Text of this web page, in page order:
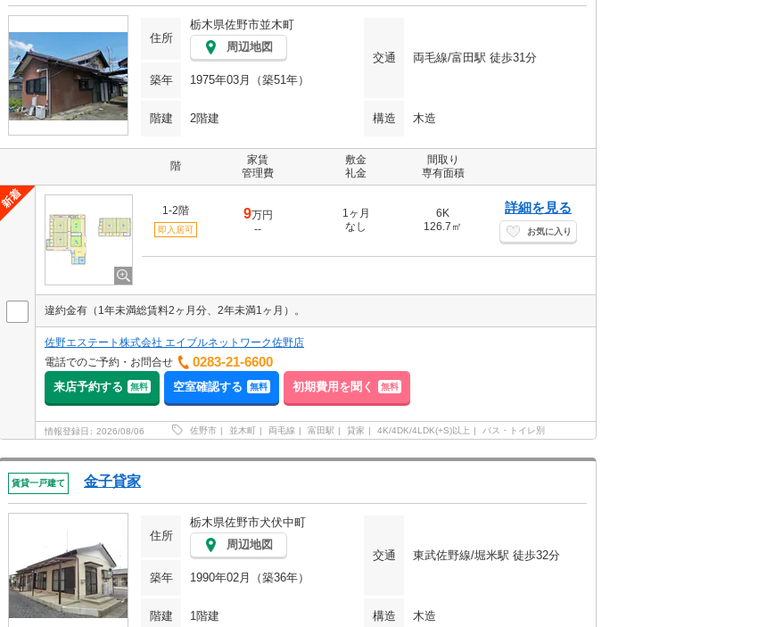
住所
栃木県佐野市並木町
周辺地図
交通
両毛線/富田駅 徒歩31分
築年
1975年03月（築51年）
階建 2階建 構造 木造
階
家賃
管理費
敷金
礼金
間取り
専有面積
1-2階
即入居可
9万円
--
1ヶ月
なし
6K
126.7㎡
詳細を見る
お気に入り
違約金有（1年未満総賃料2ヶ月分、2年未満1ヶ月）。
佐野エステート株式会社 エイブルネットワーク佐野店
電話でのご予約・お問合せ
0283-21-6600
来店予約する 無料 空室確認する 無料 初期費用を聞く 無料
情報登録日 2026/08/06 佐野市 並木町 両毛線 富田駅 貸家 4K/4DK/4LDK(+S)以上 バス・トイレ別
賃貸一戸建て 金子貸家
住所
栃木県佐野市犬伏中町
周辺地図
交通
東武佐野線/堀米駅 徒歩32分
築年
1990年02月（築36年）
階建 1階建 構造 木造